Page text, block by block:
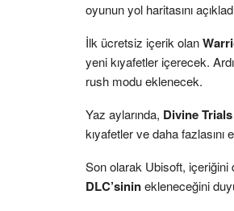
oyunun yol haritasını
İlk ücretsiz içerik olan
yeni kıyafetler içerecek.
rush modu eklenecek.
Yaz aylarında, Divine Trials
kıyafetler ve daha fazlasını
Son olarak Ubisoft, içeriğini
DLC’sininekleneceğini